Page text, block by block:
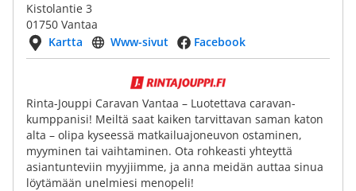
Kistolantie 3
01750 Vantaa
Kartta
Www-sivut Facebook
Rinta-Jouppi Caravan Vantaa – Luotettava caravan-
kumppanisi! Meiltä saat kaiken tarvittavan saman katon
alta – olipa kyseessä matkailuajoneuvon ostaminen,
myyminen tai vaihtaminen. Ota rohkeasti yhteyttä
asiantunteviin myyjiimme, ja anna meidän auttaa sinua
löytämään unelmiesi menopeli!